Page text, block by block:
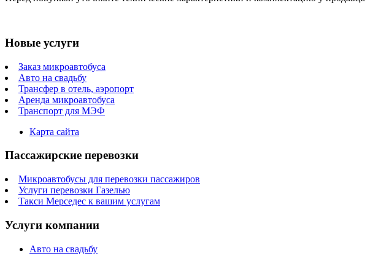
Новые услуги
Заказ микроавтобуса
Авто на свадьбу
Трансфер в отель, аэропорт
Аренда микроавтобуса
Транспорт для МЭФ
Карта сайта
Пассажирские перевозки
Микроавтобусы для перевозки пассажиров
Услуги перевозки Газелью
Такси Мерседес к вашим услугам
Услуги компании
Авто на свадьбу